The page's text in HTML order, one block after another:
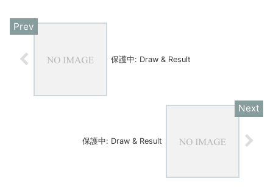
保護中: Draw & Result
保護中: Draw & Result